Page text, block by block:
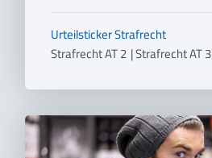
UrteilstickerStrafrecht
Strafrecht AT 2 |Strafrecht AT 3